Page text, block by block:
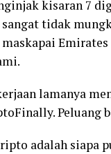
kisaran 7
tidak
Emirates
lamanya
Peluang
adalah siapa